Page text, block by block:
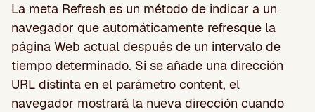
La meta Refresh es un método de indicar a un
navegador que automáticamente refresque la
página Web actual después de un intervalo de
tiempo determinado. Si se añade una dirección
URL distinta en el parámetro content, el
navegador mostrará la nueva dirección cuando